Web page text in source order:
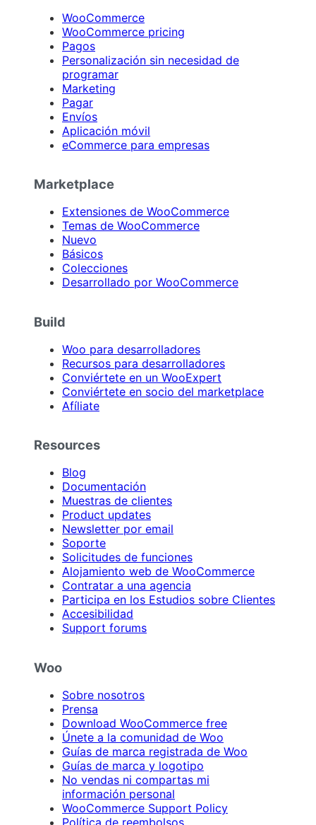
WooCommerce
WooCommerce pricing
Pagos
Personalización sin necesidad de
programar
Marketing
Pagar
Envíos
Aplicación móvil
eCommerce para empresas
Marketplace
Extensiones de WooCommerce
Temas de WooCommerce
Nuevo
Básicos
Colecciones
Desarrollado por WooCommerce
Build
Woo para desarrolladores
Recursos para desarrolladores
Conviértete en un WooExpert
Conviértete en socio del marketplace
Afíliate
Resources
Blog
Documentación
Muestras de clientes
Product updates
Newsletter por email
Soporte
Solicitudes de funciones
Alojamiento web de WooCommerce
Contratar a una agencia
Participa en los Estudios sobre Clientes
Accesibilidad
Support forums
Woo
Sobre nosotros
Prensa
Download WooCommerce free
Únete a la comunidad de Woo
Guías de marca registrada de Woo
Guías de marca y logotipo
No vendas ni compartas mi
información personal
WooCommerce Support Policy